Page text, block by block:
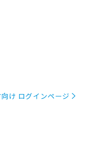
け ログインページ